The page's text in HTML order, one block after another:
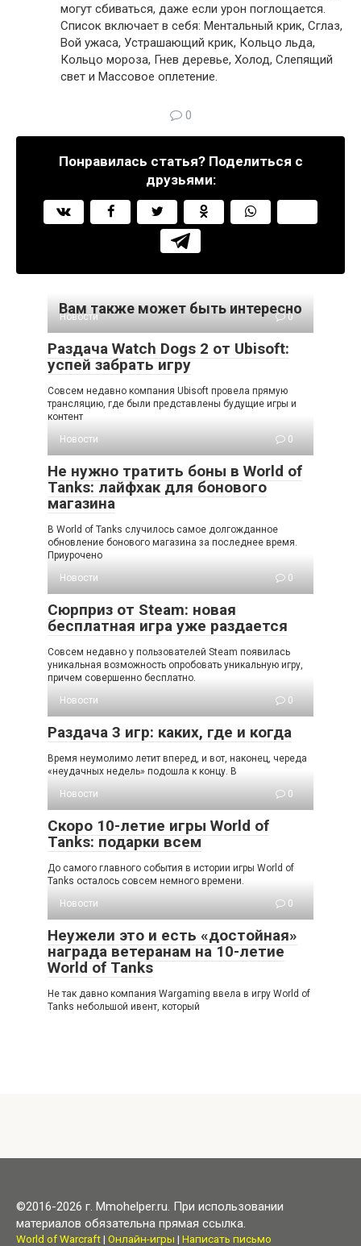
могут сбиваться, даже если урон поглощается.
Список включает в себя: Ментальный крик, Сглаз,
Вой ужаса, Устрашающий крик, Кольцо льда,
Кольцо мороза, Гнев деревье, Холод, Слепящий
свет и Массовое оплетение.
0
Понравилась статья? Поделиться с
друзьями:
Вам также может быть интересно
Новости 0
Раздача Watch Dogs 2 от Ubisoft:
успей забрать игру
Совсем недавно компания Ubisoft провела прямую
трансляцию, где были представлены будущие игры и
контент
Новости
0
Не нужно тратить боны в World of
Tanks: лайфхак для бонового
магазина
В World of Tanks случилось самое долгожданное
обновление бонового магазина за последнее время.
Приурочено
Новости
0
Сюрприз от Steam: новая
бесплатная игра уже раздается
Совсем недавно у пользователей Steam появилась
уникальная возможность опробовать уникальную игру,
причем совершенно бесплатно.
Новости
0
Раздача 3 игр: каких, где и когда
Время неумолимо летит вперед, и вот, наконец, череда
«неудачных недель» подошла к концу. В
Новости
0
Скоро 10-летие игры World of
Tanks: подарки всем
До самого главного события в истории игры World of
Tanks осталось совсем немного времени.
Новости
0
Неужели это и есть «достойная»
награда ветеранам на 10-летие
World of Tanks
Не так давно компания Wargaming ввела в игру World of
Tanks небольшой ивент, который
©2016-2026 г. Mmohelper.ru. При использовании
материалов обязательна прямая ссылка.
World of Warcraft| Онлайн-игры | Написать письмо